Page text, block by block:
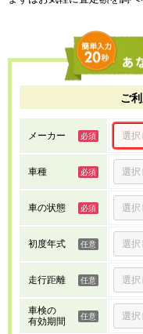
ご
メーカー
車種
車の状態
初度年式
走行距離
車検の
有効期間